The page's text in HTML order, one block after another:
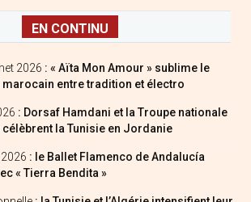
EN CONTINU
2026 : « Aïta Mon Amour » sublime le
entre tradition et électro
: Dorsaf Hamdani et la Troupe nationale
la Tunisie en Jordanie
: le Ballet Flamenco de Andalucía
« Tierra Bendita »